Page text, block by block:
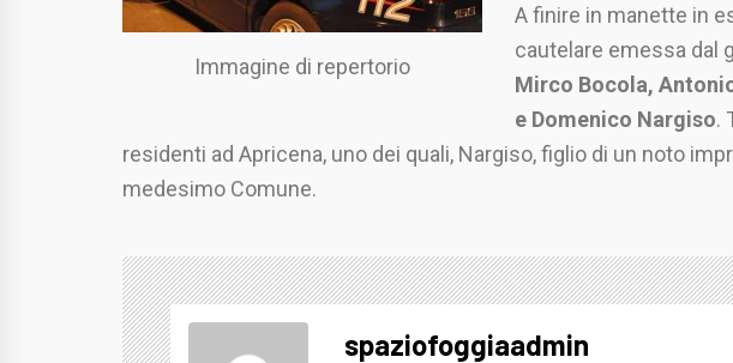
Immagine di repertorio
A finire in manette in
cautelare emessa dal
Mirco Bocola,
e Domenico Nargiso.
residenti ad Apricena, uno dei quali, Nargiso, figlio di un noto
medesimo Comune.
spaziofoggiaadmin